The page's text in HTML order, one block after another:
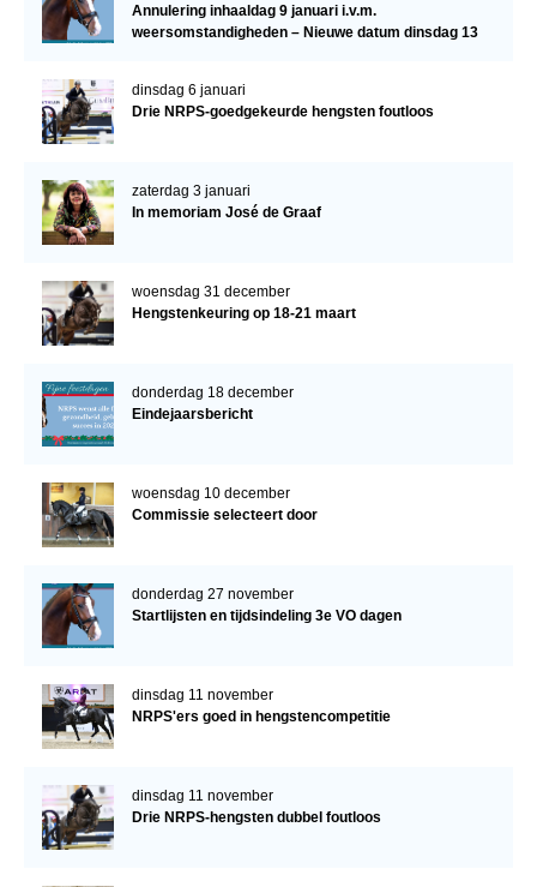
Annulering inhaaldag 9 januari i.v.m.
weersomstandigheden – Nieuwe datum dinsdag 13
dinsdag 6 januari
Drie NRPS-goedgekeurde hengsten foutloos
zaterdag 3 januari
In memoriam José de Graaf
woensdag 31 december
Hengstenkeuring op 18-21 maart
donderdag 18 december
Eindejaarsbericht
woensdag 10 december
Commissie selecteert door
donderdag 27 november
Startlijsten en tijdsindeling 3e VO dagen
dinsdag 11 november
NRPS'ers goed in hengstencompetitie
dinsdag 11 november
Drie NRPS-hengsten dubbel foutloos